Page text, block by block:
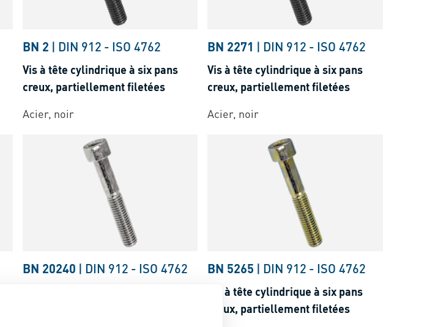
BN 2 | DIN 912 - ISO 4762
Vis à tête cylindrique à six pans
creux, partiellement filetées
Acier, noir
BN 2271 | DIN 912 - ISO 4762
Vis à tête cylindrique à six pans
creux, partiellement filetées
Acier, noir
BN 20240 | DIN 912 - ISO 4762 BN 5265 | DIN 912 - ISO 4762
Vis à tête cylindrique à six pans
creux, partiellement filetées